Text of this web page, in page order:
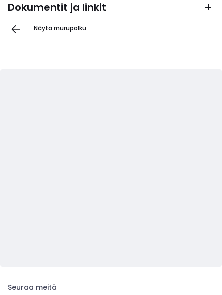
Dokumentit ja linkit
Näytä murupolku
Seuraa meitä